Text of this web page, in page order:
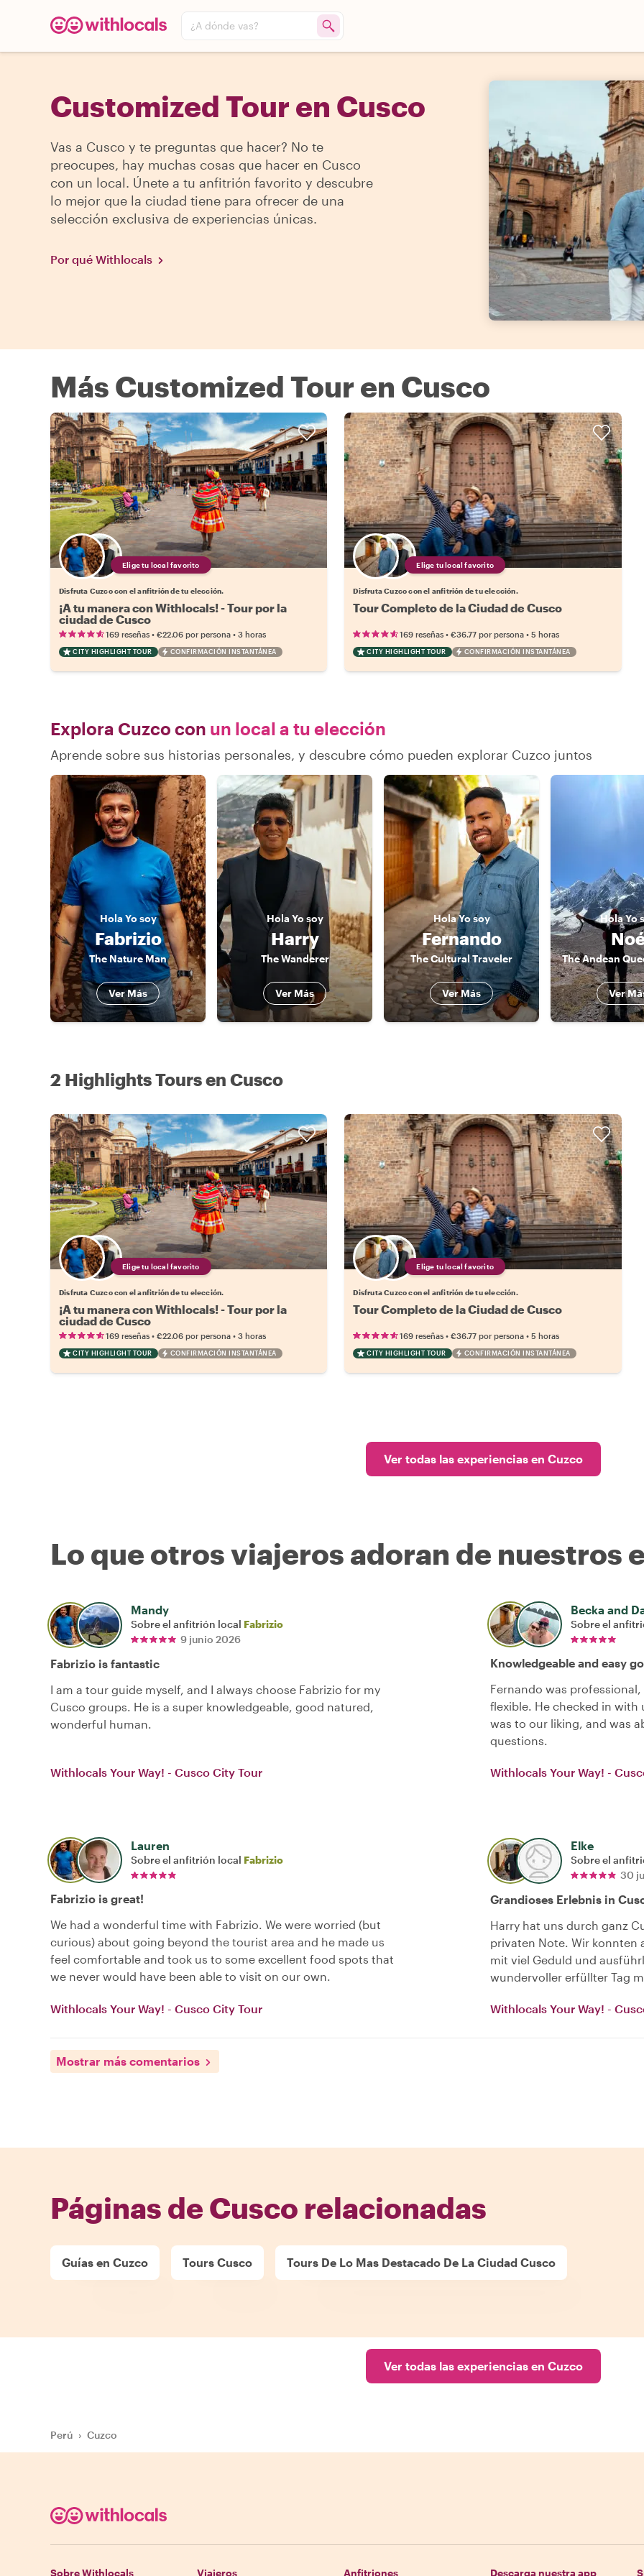
¿A dónde vas?
Customized Tour en Cusco
Vas a Cusco y te preguntas que hacer? No te
preocupes, hay muchas cosas que hacer en Cusco
con un local. Únete a tu anfitrión favorito y descubre
lo mejor que la ciudad tiene para ofrecer de una
selección exclusiva de experiencias únicas.
Por qué Withlocals
Más Customized Tour en Cusco
Elige tu local favorito
Disfruta Cuzco con el anfitrión de tu elección.
¡A tu manera con Withlocals! - Tour por la
ciudad de Cusco
169 reseñas • €22.06 por persona • 3 horas
CITY HIGHLIGHT TOUR CONFIRMACIÓN INSTANTÁNEA
Elige tu local favorito
Disfruta Cuzco con el anfitrión de tu elección.
Tour Completo de la Ciudad de Cusco
169 reseñas •€36.77 por persona •5 horas
CITY HIGHLIGHT TOUR CONFIRMACIÓN INSTANTÁNEA
Explora Cuzco con un local a tu elección
Aprende sobre sus historias personales, y descubre cómo pueden explorar Cuzco juntos
Hola Yo soy
Fabrizio
The Nature Man
Ver Más
Hola Yo soy
Harry
The Wanderer
Ver Más
HolaYo soy
Fernando
The Cultural Traveler
Ver Más
HolaYo
Ver
2 Highlights Tours en Cusco
Elige tu local favorito
Disfruta Cuzco con el anfitrión de tu elección.
¡A tu manera con Withlocals! - Tour por la
ciudad de Cusco
169 reseñas • €22.06 por persona • 3 horas
CITY HIGHLIGHT TOUR CONFIRMACIÓN INSTANTÁNEA
Elige tu local favorito
Disfruta Cuzco con el anfitrión de tu elección.
Tour Completo de la Ciudad de Cusco
169 reseñas •€36.77 por persona •5 horas
CITY HIGHLIGHT TOUR CONFIRMACIÓN INSTANTÁNEA
Ver todas las experiencias en Cuzco
Lo que otros viajeros adoran de nuestros
Mandy
Sobre el anfitrión local Fabrizio
9 junio 2026
Fabrizio is fantastic
I am a tour guide myself, and I always choose Fabrizio for my
Cusco groups. He is a super knowledgeable, good natured,
wonderful human.
Withlocals Your Way! - Cusco City Tour
Becka and
Sobre el
Knowledgeable and easy
Fernando was
flexible. He checked in with
was to our liking, and was
questions.
Withlocals Your Way! -
Lauren
Sobre el anfitrión local Fabrizio
Fabrizio is great!
We had a wonderful time with Fabrizio. We were worried (but
curious) about going beyond the tourist area and he made us
feel comfortable and took us to some excellent food spots that
we never would have been able to visit on our own.
Withlocals Your Way! - Cusco City Tour
Elke
Sobre el
30
Grandioses Erlebnis in
Harry hat uns durch ganz
privaten Note. Wir konnten
mit viel Geduld und
wundervoller erfüllter Tag
Withlocals Your Way! -
Mostrar más comentarios
Páginas de Cusco relacionadas
Guías en Cuzco Tours Cusco Tours De Lo Mas Destacado De La Ciudad Cusco
Ver todas las experiencias en Cuzco
Perú › Cuzco
Sobre Withlocals Viajeros Anfitriones Descarga nuestra app